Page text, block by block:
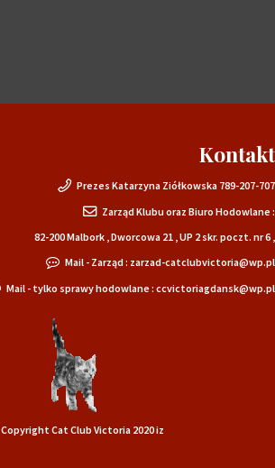
Kontakt
Prezes Katarzyna Ziółkowska 789-207-707
Zarząd Klubu oraz Biuro Hodowlane :
82-200 Malbork , Dworcowa 21 , UP 2 skr. poczt. nr 6 ,
Mail - Zarząd : zarzad-catclubvictoria@wp.pl
Mail - tylko sprawy hodowlane : ccvictoriagdansk@wp.pl
Copyright Cat Club Victoria 2020 iz